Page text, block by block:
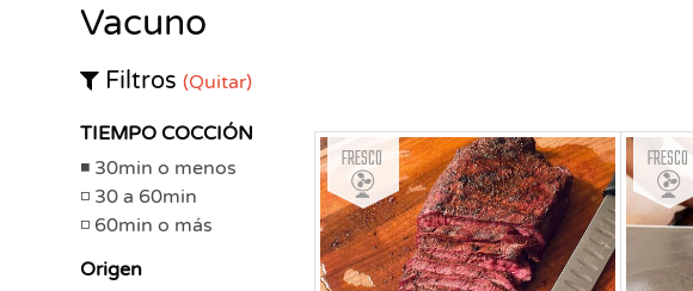
Vacuno
Filtros (Quitar)
TIEMPO COCCIÓN
30min o menos
30 a 60min
60min o más
Origen
Fresco Fresco